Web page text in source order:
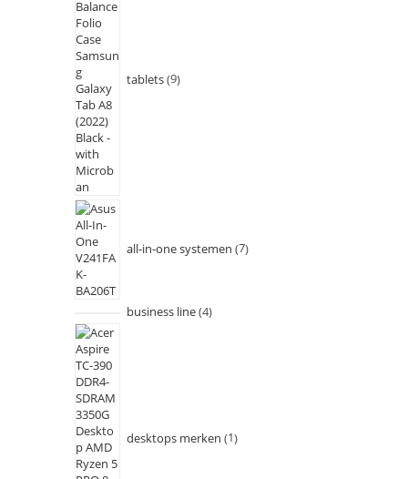
tablets 9
all-in-one systemen 7
business line 4
desktops merken 1